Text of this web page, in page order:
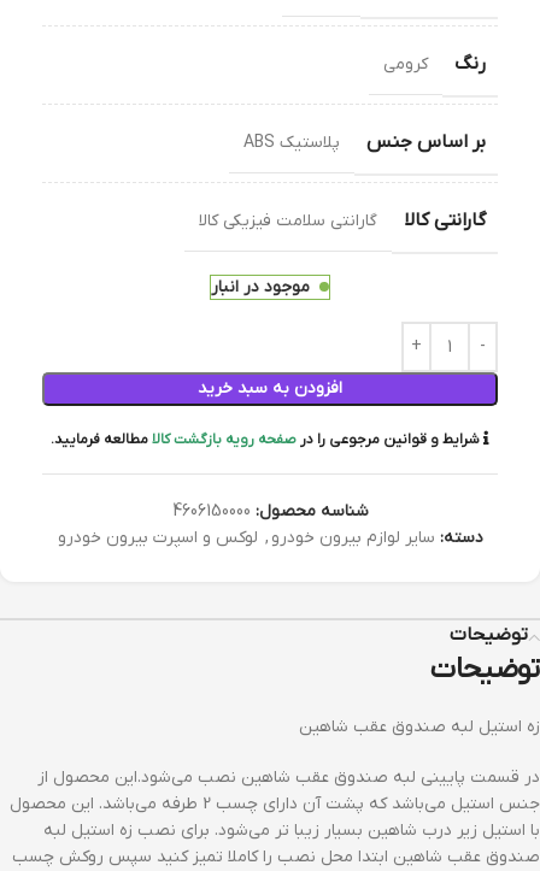
رنگ کرومی
بر اساس جنس پلاستیک ABS
گارانتی کالا گارانتی سلامت فیزیکی کالا
موجود در انبار
افزودن به سبد خرید
شرایط و قوانین مرجوعی را درصفحه رویه بازگشت کالامطالعه فرمایید.
شناسه محصول: 4606150000
دسته: سایر لوازم بیرون خودرو , لوکس و اسپرت بیرون خودرو
توضیحات
توضیحات
زه استیل لبه صندوق عقب شاهین
در قسمت پایینی لبه صندوق عقب شاهین نصب می‌شود.این محصول از
جنس استیل می‌باشد که پشت آن دارای چسب 2 طرفه می‌باشد. این محصول
با استیل زیر درب شاهین بسیار زیبا تر می‌شود. برای نصب زه استیل لبه
صندوق عقب شاهین ابتدا محل نصب را کاملا تمیز کنید سپس روکش چسب